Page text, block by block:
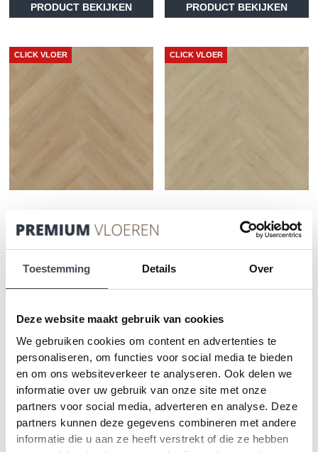
Toestemming Details Over
Deze website maakt gebruik van cookies
We gebruiken cookies om content en advertenties te
personaliseren, om functies voor social media te bieden
en om ons websiteverkeer te analyseren. Ook delen we
informatie over uw gebruik van onze site met onze
partners voor social media, adverteren en analyse. Deze
partners kunnen deze gegevens combineren met andere
informatie die u aan ze heeft verstrekt of die ze hebben
PRODUCT BEKIJKEN PRODUCT BEKIJKEN
CLICK VLOER
C7552
PRODUCT BEKIJKEN
CLICK VLOER
PRODUCT BEKIJKEN
CLICK VLOER CLICK VLOER